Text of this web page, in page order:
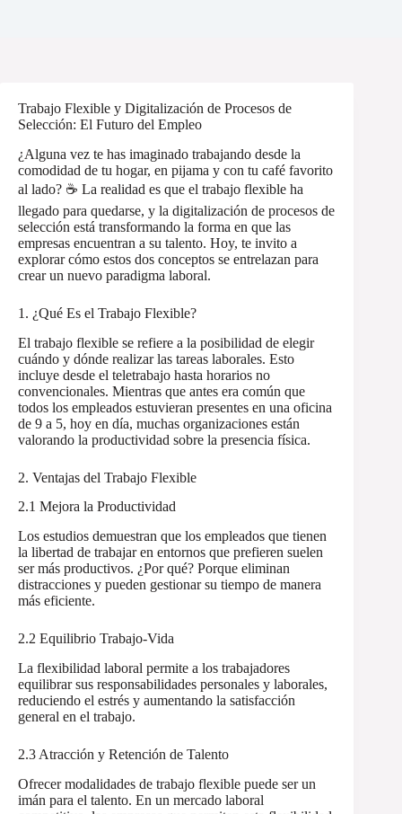
Trabajo Flexible y Digitalización de Procesos de
Selección: El Futuro del Empleo
¿Alguna vez te has imaginado trabajando desde la
comodidad de tu hogar, en pijama y con tu café favorito
al lado? ☕️ La realidad es que el trabajo flexible ha
llegado para quedarse, y la digitalización de procesos de
selección está transformando la forma en que las
empresas encuentran a su talento. Hoy, te invito a
explorar cómo estos dos conceptos se entrelazan para
crear un nuevo paradigma laboral.
1. ¿Qué Es el Trabajo Flexible?
El trabajo flexible se refiere a la posibilidad de elegir
cuándo y dónde realizar las tareas laborales. Esto
incluye desde el teletrabajo hasta horarios no
convencionales. Mientras que antes era común que
todos los empleados estuvieran presentes en una oficina
de 9 a 5, hoy en día, muchas organizaciones están
valorando la productividad sobre la presencia física.
2. Ventajas del Trabajo Flexible
2.1 Mejora la Productividad
Los estudios demuestran que los empleados que tienen
la libertad de trabajar en entornos que prefieren suelen
ser más productivos. ¿Por qué? Porque eliminan
distracciones y pueden gestionar su tiempo de manera
más eficiente.
2.2 Equilibrio Trabajo-Vida
La flexibilidad laboral permite a los trabajadores
equilibrar sus responsabilidades personales y laborales,
reduciendo el estrés y aumentando la satisfacción
general en el trabajo.
2.3 Atracción y Retención de Talento
Ofrecer modalidades de trabajo flexible puede ser un
imán para el talento. En un mercado laboral